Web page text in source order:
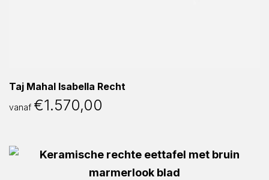
Taj Mahal Isabella Recht
vanaf €1.570,00